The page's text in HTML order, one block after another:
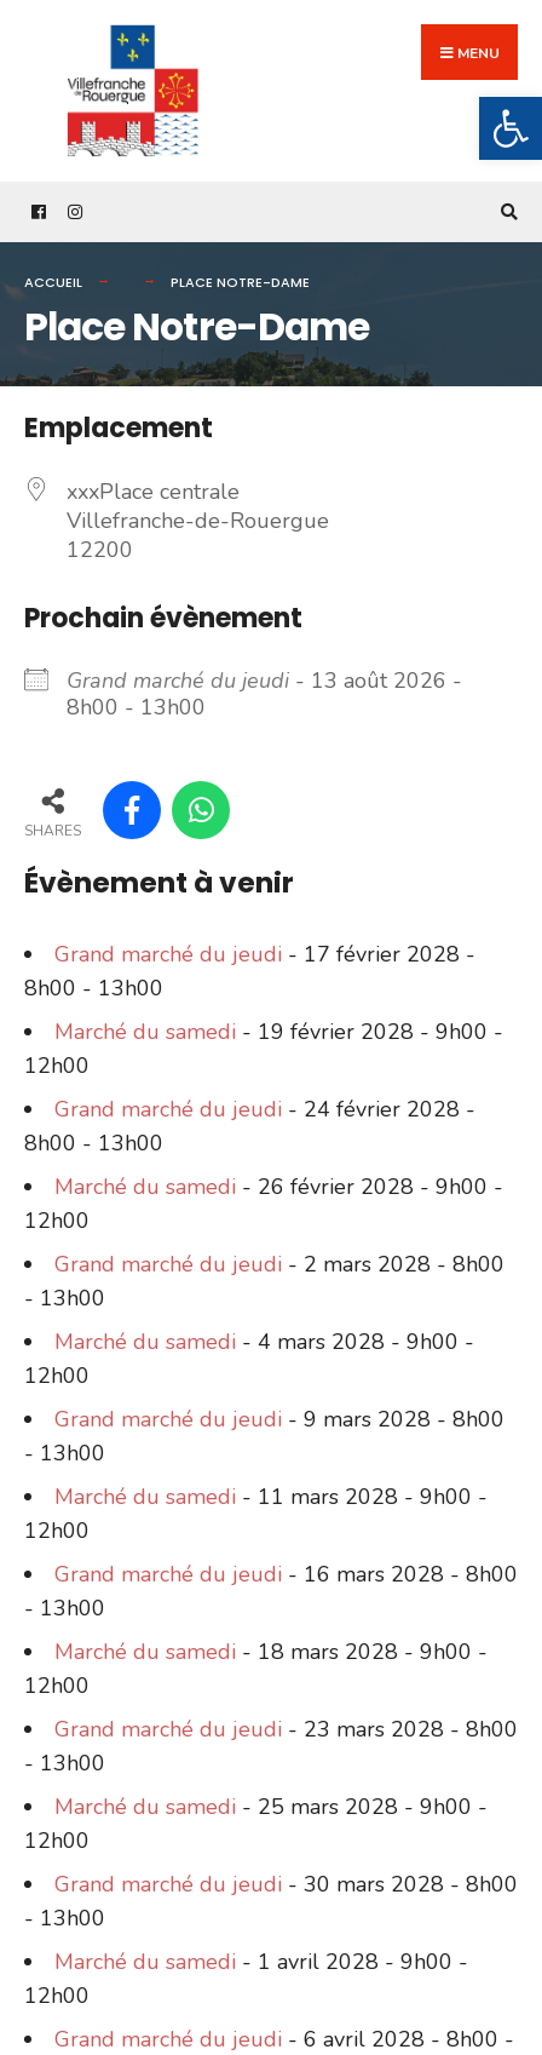
content
MENU
ACCUEIL PLACE NOTRE-DAME
Place Notre-Dame
Emplacement
xxxPlace centrale
Villefranche-de-Rouergue
12200
Prochain évènement
Grand marché du jeudi - 13 août 2026 -
8h00 - 13h00
SHARES
Évènement à venir
Grand marché du jeudi - 17 février 2028 -
8h00 - 13h00
Marché du samedi - 19 février 2028 - 9h00 -
12h00
Grand marché du jeudi - 24 février 2028 -
8h00 - 13h00
Marché du samedi - 26 février 2028 - 9h00 -
12h00
Grand marché du jeudi - 2 mars 2028 - 8h00
- 13h00
Marché du samedi - 4 mars 2028 - 9h00 -
12h00
Grand marché du jeudi - 9 mars 2028 - 8h00
- 13h00
Marché du samedi - 11 mars 2028 - 9h00 -
12h00
Grand marché du jeudi - 16 mars 2028 - 8h00
- 13h00
Marché du samedi - 18 mars 2028 - 9h00 -
12h00
Grand marché du jeudi - 23 mars 2028 - 8h00
- 13h00
Marché du samedi - 25 mars 2028 - 9h00 -
12h00
Grand marché du jeudi - 30 mars 2028 - 8h00
- 13h00
Marché du samedi - 1 avril 2028 - 9h00 -
12h00
Grand marché du jeudi - 6 avril 2028 - 8h00 -